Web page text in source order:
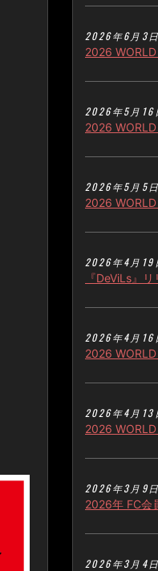
2026年6月3日
2026
2026年5月16
2026
2026年5月5日
2026
2026年4月19
『DeViLs』
2026年4月16
2026
2026年4月13
2026
2026年3月9日
2026年 FC会
2026年3月4日